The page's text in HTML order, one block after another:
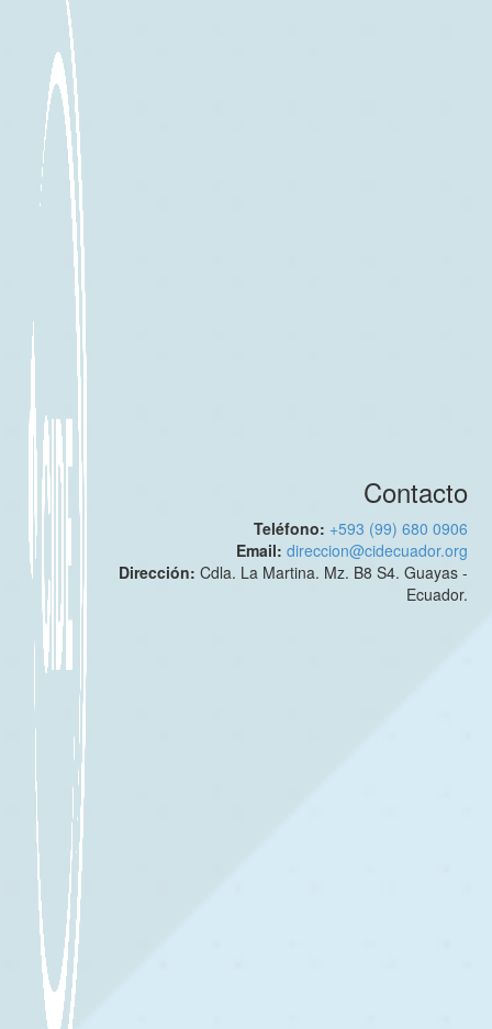
Contacto
Teléfono: +593 (99) 680 0906
Email:direccion@cidecuador.org
Dirección:Cdla. La Martina. Mz. B8 S4. Guayas -
Ecuador.